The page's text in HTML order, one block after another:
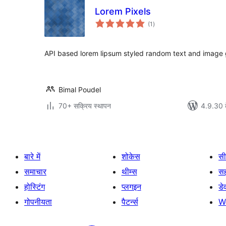
Lorem Pixels
(1 कुल
दर)
API based lorem lipsum styled random text and image
Bimal Poudel
70+ सक्रिय स्थापन
4.9.30 के
बारे में
समाचार
होस्टिंग
गोपनीयता
शोकेस
थीम्स
प्लगइन
पैटर्न्स